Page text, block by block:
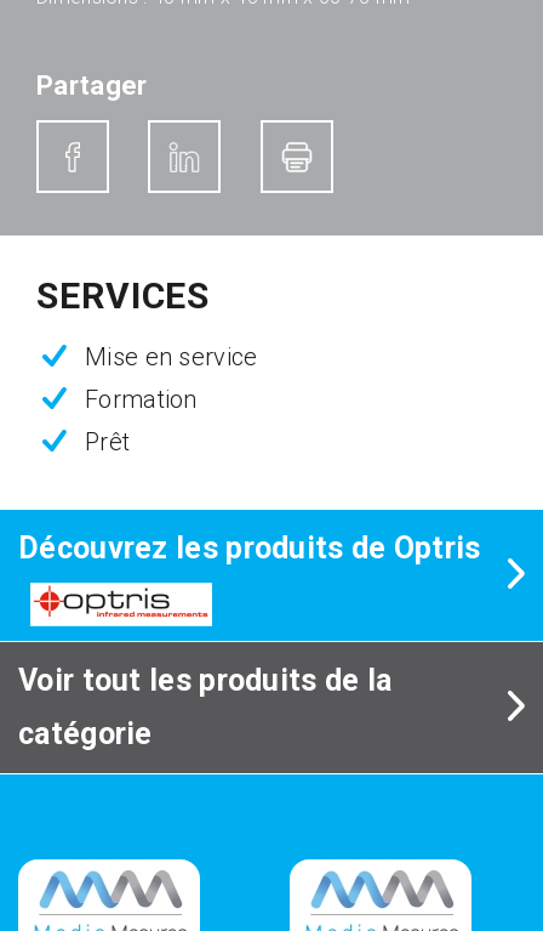
Partager
SERVICES
Mise en service
Formation
Prêt
Découvrez les produits de Optris
Voir tout les produits de la
catégorie